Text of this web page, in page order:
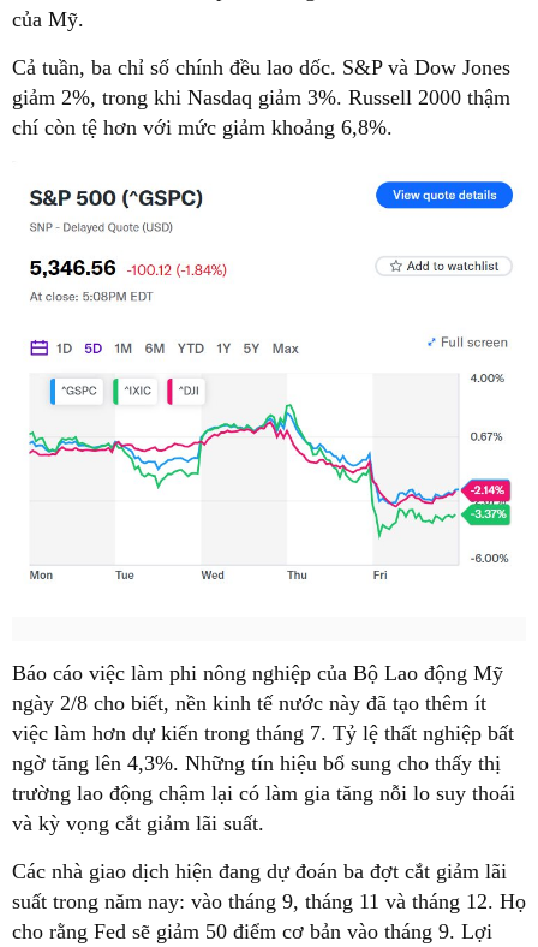
của Mỹ.
Cả tuần, ba chỉ số chính đều lao dốc. S&P và Dow Jones
giảm 2%, trong khi Nasdaq giảm 3%. Russell 2000 thậm
chí còn tệ hơn với mức giảm khoảng 6,8%.
Báo cáo việc làm phi nông nghiệp của Bộ Lao động Mỹ
ngày 2/8 cho biết, nền kinh tế nước này đã tạo thêm ít
việc làm hơn dự kiến trong tháng 7. Tỷ lệ thất nghiệp bất
ngờ tăng lên 4,3%. Những tín hiệu bổ sung cho thấy thị
trường lao động chậm lại có làm gia tăng nỗi lo suy thoái
và kỳ vọng cắt giảm lãi suất.
Các nhà giao dịch hiện đang dự đoán ba đợt cắt giảm lãi
suất trong năm nay: vào tháng 9, tháng 11 và tháng 12. Họ
cho rằng Fed sẽ giảm 50 điểm cơ bản vào tháng 9. Lợi